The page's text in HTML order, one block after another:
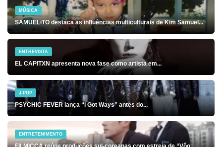
MÚSICA
SAMUELiTO destaca as influências multiculturais de Kim Samuel...
ENTREVISTA
EL CAPITXN apresenta nova fase como artista em...
J-POP
PSYCHIC FEVER lança “I Got Ways” antes do...
ENTRETENIMENTO